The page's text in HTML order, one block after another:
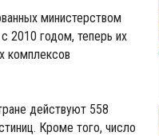
министерством
2010 годом, теперь их
комплексов
действуют 558
Кроме того, число